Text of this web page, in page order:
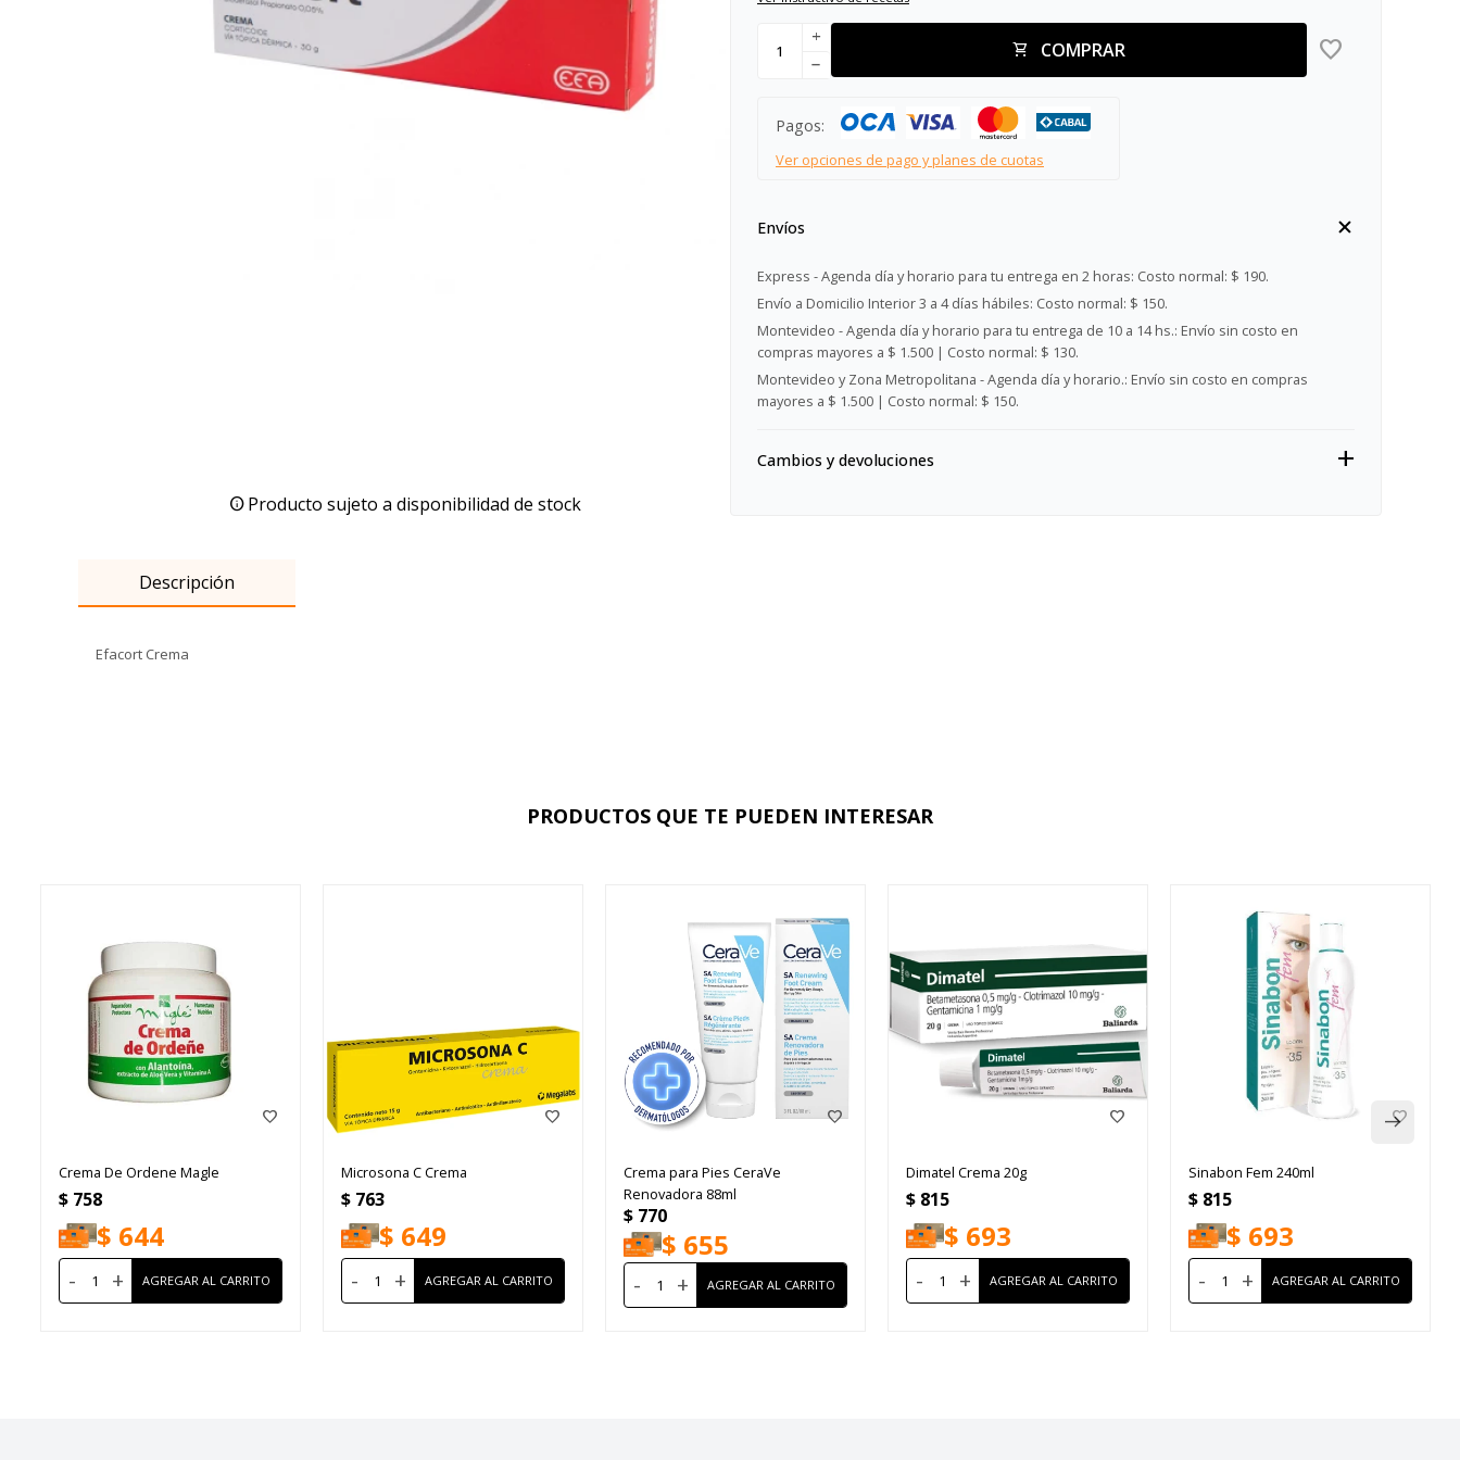
Producto sujeto a disponibilidad de stock
COMPRAR
add
remove
Pagos:
Ver opciones de pago y planes de cuotas
Envíos
Express - Agenda día y horario para tu entrega en 2 horas: Costo normal: $ 190.
Envío a Domicilio Interior 3 a 4 días hábiles: Costo normal: $ 150.
Montevideo - Agenda día y horario para tu entrega de 10 a 14 hs.: Envío sin costo en
compras mayores a $ 1.500 | Costo normal: $ 130.
Montevideo y Zona Metropolitana - Agenda día y horario.: Envío sin costo en compras
mayores a $ 1.500 | Costo normal: $ 150.
Cambios y devoluciones
Descripción
Efacort Crema
PRODUCTOS QUE TE PUEDEN INTERESAR
Crema De Ordene Magle
$ 758
$ 644
- +
Microsona C Crema
$ 763
$ 649
- +
Crema para Pies CeraVe
Renovadora 88ml
$ 770
$ 655
- +
Dimatel Crema 20g
$ 815
$ 693
- +
Sinabon Fem 240ml
$ 815
$ 693
- +